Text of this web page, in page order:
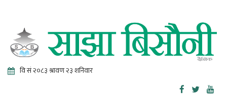
Online News Portal